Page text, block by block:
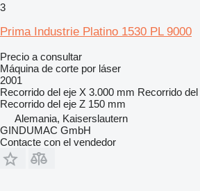
3
Prima Industrie Platino 1530 PL 9000
Precio a consultar
Máquina de corte por láser
2001
Recorrido del eje X 3.000 mm Recorrido
Recorrido del eje Z 150 mm
Alemania, Kaiserslautern
GINDUMAC GmbH
Contacte con el vendedor